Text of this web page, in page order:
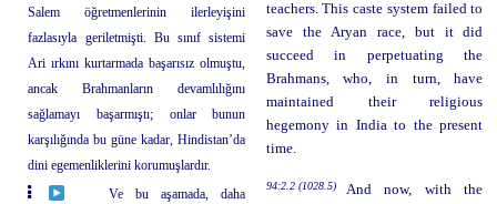
Salem öğretmenlerinin ilerleyişini
fazlasıyla geriletmişti. Bu sınıf sistemi
Ari ırkını kurtarmada başarısız olmuştu,
ancak Brahmanların devamlılığını
sağlamayı başarmıştı; onlar bunun
karşılığında bu güne kadar, Hindistan’da
dini egemenliklerini korumuşlardır.
teachers. This caste system failed to
save the Aryan race, but it did
succeed in perpetuating the
Brahmans, who, in turn, have
maintained their religious
hegemony in India to the present
time.
Ve bu aşamada, daha
94:2.2 (1028.5)
And now, with the